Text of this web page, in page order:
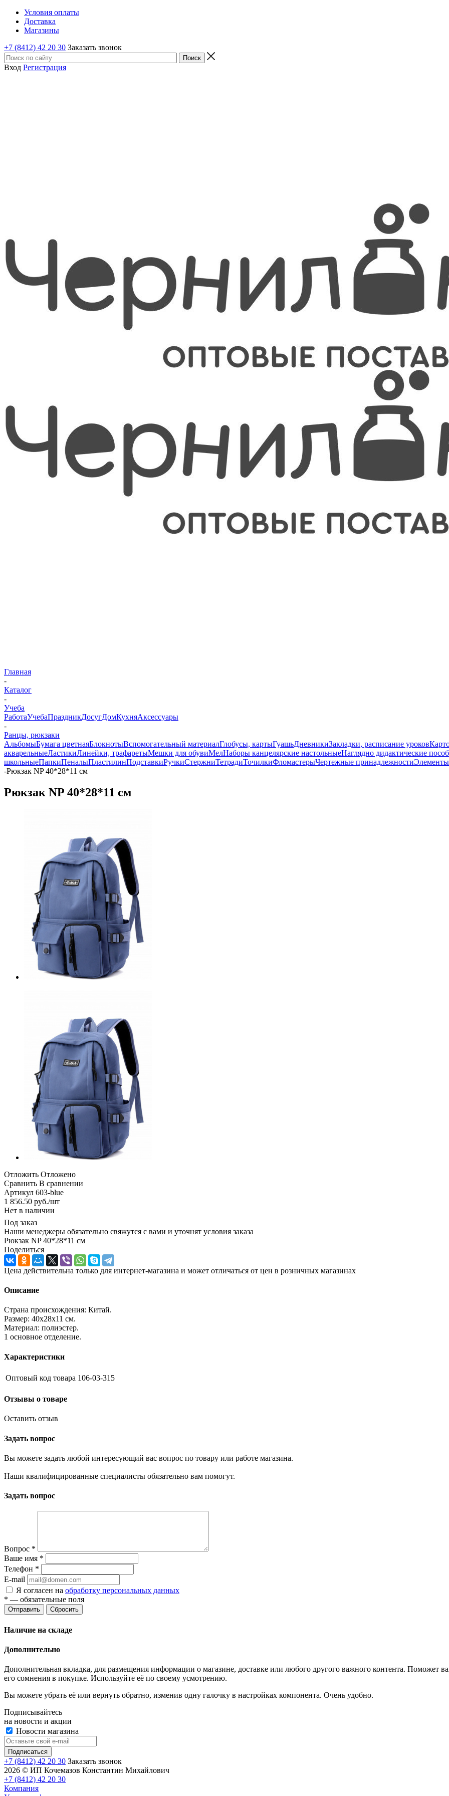
Условия оплаты
Доставка
Магазины
+7 (8412) 42 20 30 Заказать звонок
Вход Регистрация
Главная
-
Каталог
-
Учеба
РаботаУчебаПраздникДосугДомКухняАксессуары
-
Ранцы, рюкзаки
АльбомыБумага цветнаяБлокнотыВспомогательный материалГлобусы, картыГуашьДневникиЗакладки, расписание уроков
акварельныеЛастикиЛинейки, трафаретыМешки для обувиМелНаборы канцелярские настольныеНаглядно дидактические
школьныеПапкиПеналыПластилинПодставкиРучкиСтержниТетрадиТочилкиФломастерыЧертежные принадлежности
-Рюкзак NP 40*28*11 см
Рюкзак NP 40*28*11 см
Отложить Отложено
Сравнить В сравнении
Артикул 603-blue
1 856.50 руб./шт
Нет в наличии
Под заказ
Наши менеджеры обязательно свяжутся с вами и уточнят условия заказа
Рюкзак NP 40*28*11 см
Поделиться
Цена действительна только для интернет-магазина и может отличаться от цен в розничных магазинах
Описание
Страна происхождения: Китай.
Размер: 40х28х11 см.
Материал: полиэстер.
1 основное отделение.
Характеристики
Оптовый код товара 106-03-315
Отзывы о товаре
Оставить отзыв
Задать вопрос
Вы можете задать любой интересующий вас вопрос по товару или работе магазина.
Наши квалифицированные специалисты обязательно вам помогут.
Задать вопрос
Вопрос *
Ваше имя *
Телефон *
E-mail
Я согласен на обработку персональных данных
* — обязательные поля
Отправить Сбросить
Наличие на складе
Дополнительно
Дополнительная вкладка, для размещения информации о магазине, доставке или любого другого важного контента. Поможет
его сомнения в покупке. Используйте её по своему усмотрению.
Вы можете убрать её или вернуть обратно, изменив одну галочку в настройках компонента. Очень удобно.
Подписывайтесь
на новости и акции
Новости магазина
+7 (8412) 42 20 30 Заказать звонок
2026 © ИП Кочемазов Константин Михайлович
+7 (8412) 42 20 30
Компания